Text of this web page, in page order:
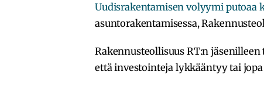
Uudisrakentamisen volyymi putoaa
asuntorakentamisessa,
Rakennusteollisuus RT:n
että investointeja lykkääntyy tai